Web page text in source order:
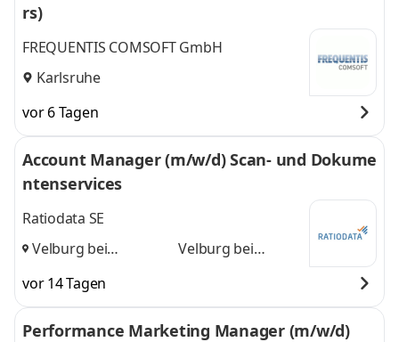
rs)
FREQUENTIS COMSOFT GmbH
Karlsruhe
vor 6 Tagen
Account Manager (m/w/d) Scan- und Dokume
ntenservices
Ratiodata SE
Velburg bei
und
Velburg bei
vor 14 Tagen
Performance Marketing Manager (m/w/d)